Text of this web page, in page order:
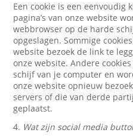
Een cookie is een eenvoudig
pagina’s van onze website
webbrowser op de harde
opgeslagen. Sommige
website bezoek de link te
onze website. Andere
schijf van je computer en
onze website opnieuw
servers of die van derde
geplaatst.
4. Wat zijn social media